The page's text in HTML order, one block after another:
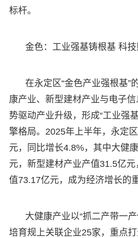
标杆。
金色：工业强基铸根基 科
在永定区“金色产业强根基”
康产业、新型建材产业与电子
势驱动产业升级，形成“工业强
擎格局。2025年上半年，永定
元，同比增长4.8%，其中大健
元，新型建材产业产值31.5亿
值73.17亿元，成为经济增长的
大健康产业以“抓二产带一
培育规上关联企业25家，重点